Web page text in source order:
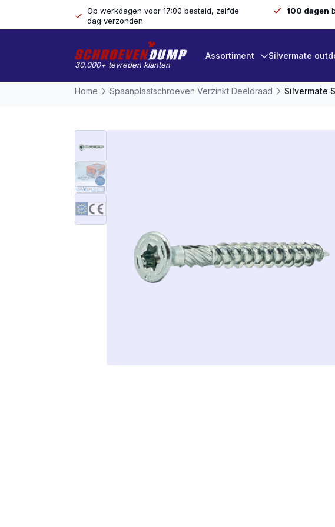
Op werkdagen voor 17:00 besteld, zelfde
dag verzonden
100 dagen
30.000+ tevreden klanten
Assortiment Silvermate
Home Spaanplaatschroeven Verzinkt Deeldraad Silvermate